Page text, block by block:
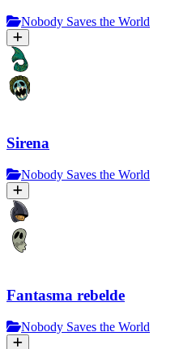
Nobody Saves the World
Sirena
Nobody Saves the World
Fantasma rebelde
Nobody Saves the World